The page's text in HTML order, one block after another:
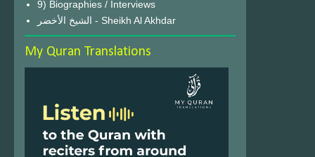
9) Biographies / Interviews
الشيخ الأخضر - Sheikh Al Akhdar
My Quran Translations